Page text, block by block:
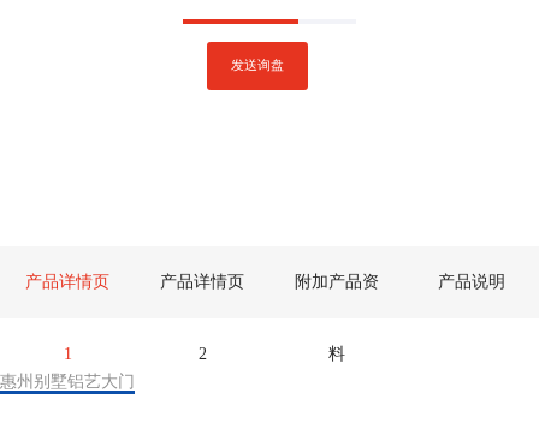
发送询盘
产品详情页
1
产品详情页
2
附加产品资
料
产品说明
惠州别墅铝艺大门